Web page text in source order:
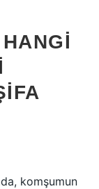
komşumun